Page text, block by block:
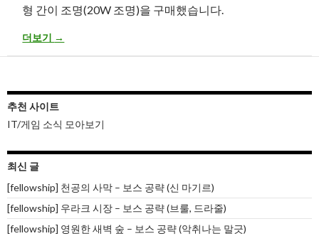
형 간이 조명(20W 조명)을 구매했습니다.
미니(간이) 스튜디오 & 집게형 간이 조명(20W 조명) 사용 후기
더보기 →
추천 사이트
IT/게임 소식 모아보기
최신 글
[fellowship] 천공의 사막 – 보스 공략 (신 마기르)
[fellowship] 우라크 시장 – 보스 공략 (브룰, 드라줄)
[fellowship] 영원한 새벽 숲 – 보스 공략 (악취나는 말긋)